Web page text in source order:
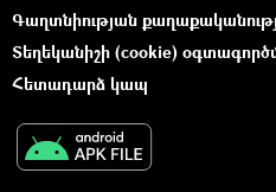
Գաղտնիության
Տեղեկանիշի (cookie)
Հետադարձ կապ